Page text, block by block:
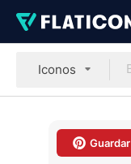
Iconos
Guardar